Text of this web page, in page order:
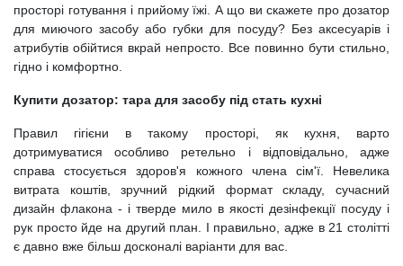
просторі готування і прийому їжі. А що ви скажете про дозатор
для миючого засобу або губки для посуду? Без аксесуарів і
атрибутів обійтися вкрай непросто. Все повинно бути стильно,
гідно і комфортно.
Купити дозатор: тара для засобу під стать кухні
Правил гігієни в такому просторі, як кухня, варто
дотримуватися особливо ретельно і відповідально, адже
справа стосується здоров'я кожного члена сім'ї. Невелика
витрата коштів, зручний рідкий формат складу, сучасний
дизайн флакона - і тверде мило в якості дезінфекції посуду і
рук просто йде на другий план. І правильно, адже в 21 столітті
є давно вже більш досконалі варіанти для вас.